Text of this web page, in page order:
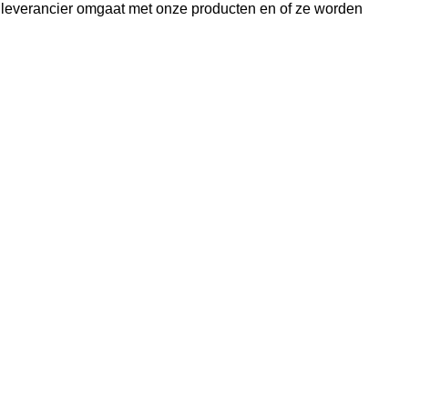
omgaat met onze producten en of ze worden